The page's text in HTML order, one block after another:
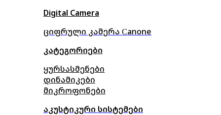
Digital Camera
ციფრული კამერა Сanone
კატეგორიები
ყურსასმენები
დინამიკები
მიკროფონები
აკუსტიკური სისტემები